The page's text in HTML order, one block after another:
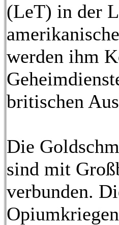
(LeT) in der
werden ihm
britischen
Die
sind mit
verbunden.